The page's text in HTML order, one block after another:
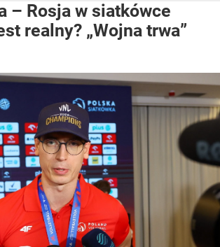
– Rosja w siatkówce
realny? „Wojna trwa”